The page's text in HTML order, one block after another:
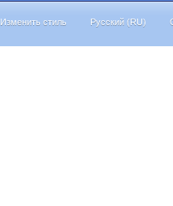
Изменить стиль Русский (RU)